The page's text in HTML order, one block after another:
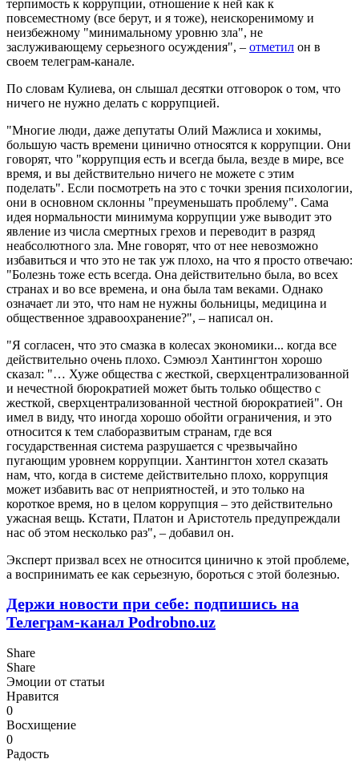
терпимость к коррупции, отношение к ней как к
повсеместному (все берут, и я тоже), неискоренимому и
неизбежному "минимальному уровню зла", не
заслуживающему серьезного осуждения", – отметил он в
своем телеграм-канале.
По словам Кулиева, он слышал десятки отговорок о том, что
ничего не нужно делать с коррупцией.
"Многие люди, даже депутаты Олий Мажлиса и хокимы,
большую часть времени цинично относятся к коррупции. Они
говорят, что "коррупция есть и всегда была, везде в мире, все
время, и вы действительно ничего не можете с этим
поделать". Если посмотреть на это с точки зрения психологии,
они в основном склонны "преуменьшать проблему". Сама
идея нормальности минимума коррупции уже выводит это
явление из числа смертных грехов и переводит в разряд
неабсолютного зла. Мне говорят, что от нее невозможно
избавиться и что это не так уж плохо, на что я просто отвечаю:
"Болезнь тоже есть всегда. Она действительно была, во всех
странах и во все времена, и она была там веками. Однако
означает ли это, что нам не нужны больницы, медицина и
общественное здравоохранение?", – написал он.
"Я согласен, что это смазка в колесах экономики... когда все
действительно очень плохо. Сэмюэл Хантингтон хорошо
сказал: "… Хуже общества с жесткой, сверхцентрализованной
и нечестной бюрократией может быть только общество с
жесткой, сверхцентрализованной честной бюрократией". Он
имел в виду, что иногда хорошо обойти ограничения, и это
относится к тем слаборазвитым странам, где вся
государственная система разрушается с чрезвычайно
пугающим уровнем коррупции. Хантингтон хотел сказать
нам, что, когда в системе действительно плохо, коррупция
может избавить вас от неприятностей, и это только на
короткое время, но в целом коррупция – это действительно
ужасная вещь. Кстати, Платон и Аристотель предупреждали
нас об этом несколько раз", – добавил он.
Эксперт призвал всех не относится цинично к этой проблеме,
а воспринимать ее как серьезную, бороться с этой болезнью.
Держи новости при себе: подпишись на
Телеграм-канал Podrobno.uz
Share
Share
Эмоции от статьи
Нравится
0
Восхищение
0
Радость